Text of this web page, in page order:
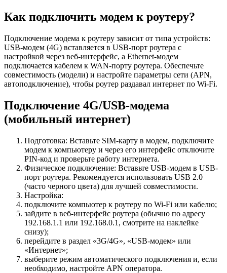
Как подключить модем к роутеру?
Подключение модема к роутеру зависит от типа устройств:
USB-модем (4G) вставляется в USB-порт роутера с
настройкой через веб-интерфейс, а Ethernet-модем
подключается кабелем к WAN-порту роутера. Обеспечьте
совместимость (модели) и настройте параметры сети (APN,
автоподключение), чтобы роутер раздавал интернет по Wi-Fi.
Подключение 4G/USB-модема
(мобильный интернет)
Подготовка: Вставьте SIM-карту в модем, подключите
модем к компьютеру и через его интерфейс отключите
PIN-код и проверьте работу интернета.
Физическое подключение: Вставьте USB-модем в USB-
порт роутера. Рекомендуется использовать USB 2.0
(часто черного цвета) для лучшей совместимости.
Настройка:
подключите компьютер к роутеру по Wi-Fi или кабелю;
зайдите в веб-интерфейс роутера (обычно по адресу
192.168.1.1 или 192.168.0.1, смотрите на наклейке
снизу);
перейдите в раздел «3G/4G», «USB-модем» или
«Интернет»;
выберите режим автоматического подключения и, если
необходимо, настройте APN оператора.